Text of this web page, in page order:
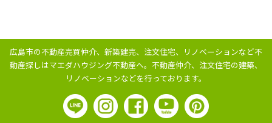
広島市の不動産売買仲介、新築建売、注文住宅、リノベーションなど不
動産探しはマエダハウジング不動産へ。 不動産仲介、注文住宅の建築、
リノベーションなどを行っております。